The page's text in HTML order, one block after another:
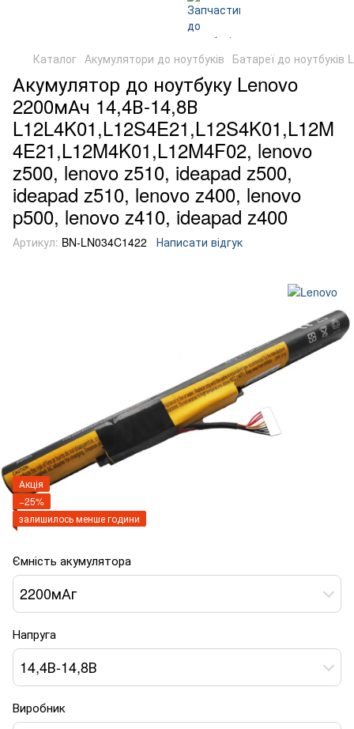
Каталог Акумулятори до ноутбуків Батареї до ноутбуків
Акумулятор до ноутбуку Lenovo
2200мАч 14,4В-14,8В
L12L4K01,L12S4E21,L12S4K01,L12M
4E21,L12M4K01,L12M4F02, lenovo
z500, lenovo z510, ideapad z500,
ideapad z510, lenovo z400, lenovo
p500, lenovo z410, ideapad z400
Артикул: BN-LN034C1422 Написати відгук
Акція
−25%
залишилось менше години
Ємність акумулятора
2200мАг
Напруга
14,4В-14,8В
Виробник